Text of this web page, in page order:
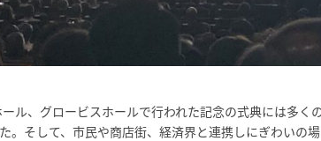
ル、グロービスホールで行われた記念の式典には多く
。そして、市民や商店街、経済界と連携しにぎわいの